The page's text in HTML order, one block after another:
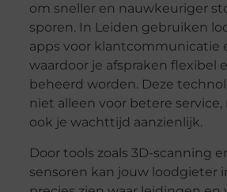
om sneller en nauwkeuriger
sporen. In Leiden gebruiken
apps voor klantcommunicatie
waardoor je afspraken flexibel
beheerd worden. Deze
niet alleen voor betere
ook je wachttijd aanzienlijk.
Door tools zoals 3D-scanning
sensoren kan jouw loodgieter